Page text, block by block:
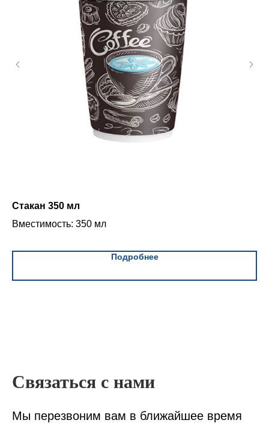
Стакан 350 мл
Вместимость: 350 мл
Подробнее
Связаться с нами
Мы перезвоним вам в ближайшее время